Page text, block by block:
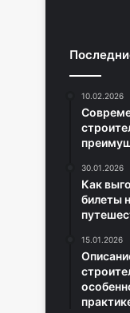
10.02.2026
30.01.2026
Как
билеты
15.01.2026